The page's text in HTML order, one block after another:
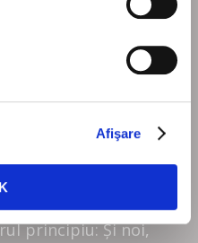
Afişare
SĂ
principiu: Și noi,